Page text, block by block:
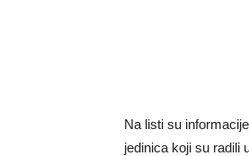
Na listi su
jedinica koji su radili